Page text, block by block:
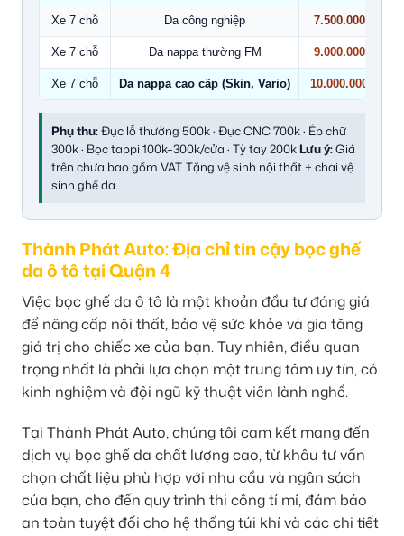
Xe 7 chỗ Da công nghiệp 7.500.000
Xe 7 chỗ Da nappa thường FM 9.000.000
Xe 7 chỗ Da nappa cao cấp (Skin, Vario) 10.000.000
Phụ thu:Đục lỗ thường 500k · Đục CNC 700k · Ép chữ
300k · Bọc tappi 100k–300k/cửa · Tỳ tay 200kLưu ý:Giá
trên chưa bao gồm VAT. Tặng vệ sinh nội thất + chai vệ
sinh ghế da.
Thành Phát Auto: Địa chỉ tin cậy bọc ghế
da ô tô tại Quận 4
Việc bọc ghế da ô tô là một khoản đầu tư đáng giá
để nâng cấp nội thất, bảo vệ sức khỏe và gia tăng
giá trị cho chiếc xe của bạn. Tuy nhiên, điều quan
trọng nhất là phải lựa chọn một trung tâm uy tín, có
kinh nghiệm và đội ngũ kỹ thuật viên lành nghề.
Tại Thành Phát Auto, chúng tôi cam kết mang đến
dịch vụ bọc ghế da chất lượng cao, từ khâu tư vấn
chọn chất liệu phù hợp với nhu cầu và ngân sách
của bạn, cho đến quy trình thi công tỉ mỉ, đảm bảo
an toàn tuyệt đối cho hệ thống túi khí và các chi tiết